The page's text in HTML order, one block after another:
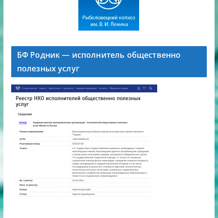
БФ Родник — исполнитель общественно
полезных услуг